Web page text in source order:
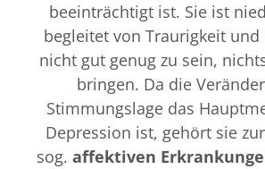
beeinträchtigt ist. Sie ist
begleitet von Traurigkeit und
nicht gut genug zu sein,
bringen. Da die
Stimmungslage das
Depression ist, gehört sie
sog. affektiven